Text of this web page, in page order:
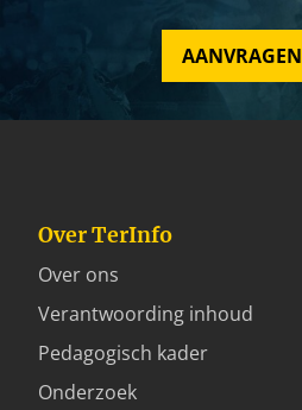
AANVRAGEN
Over TerInfo
Over ons
Verantwoording inhoud
Pedagogisch kader
Onderzoek